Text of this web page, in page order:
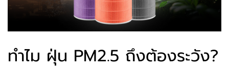
ทำไม ฝุ่น PM2.5 ถึงต้องระวัง?